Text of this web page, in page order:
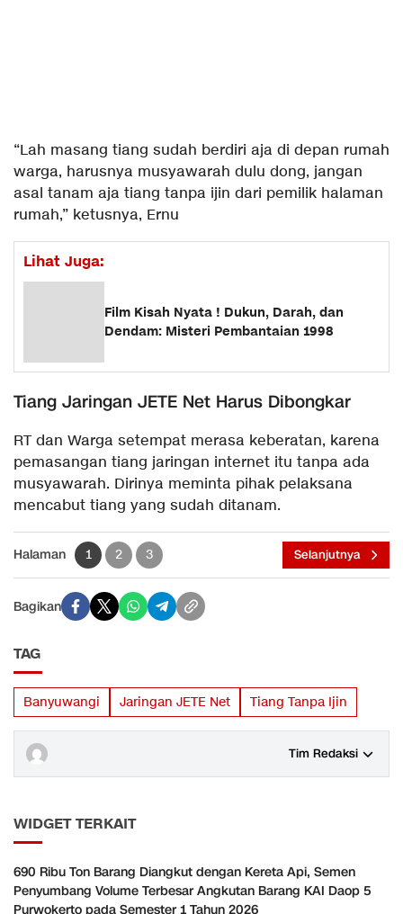
“Lah masang tiang sudah berdiri aja di depan rumah
warga, harusnya musyawarah dulu dong, jangan
asal tanam aja tiang tanpa ijin dari pemilik halaman
rumah,” ketusnya, Ernu
Lihat Juga:
Film Kisah Nyata ! Dukun, Darah, dan
Dendam: Misteri Pembantaian 1998
Tiang Jaringan JETE Net Harus Dibongkar
RT dan Warga setempat merasa keberatan, karena
pemasangan tiang jaringan internet itu tanpa ada
musyawarah. Dirinya meminta pihak pelaksana
mencabut tiang yang sudah ditanam.
Halaman 1 2 3 Selanjutnya
Bagikan
TAG
Banyuwangi Jaringan JETE Net Tiang Tanpa Ijin
Tim Redaksi
WIDGET TERKAIT
690 Ribu Ton Barang Diangkut dengan Kereta Api, Semen
Penyumbang Volume Terbesar Angkutan Barang KAI Daop 5
Purwokerto pada Semester 1 Tahun 2026